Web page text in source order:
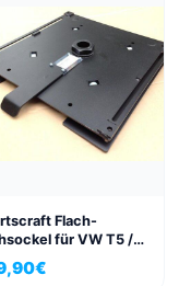
Flach-
für VW T5 /
mit
Gutachten
€